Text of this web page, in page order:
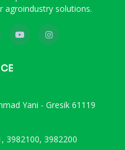
agroindustry solutions.
Yani - Gresik 61119
3982100, 3982200